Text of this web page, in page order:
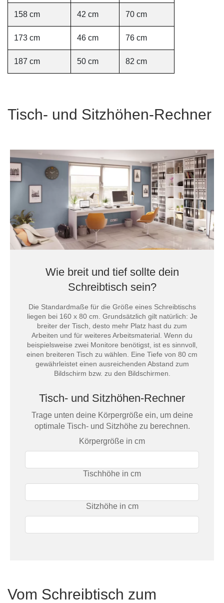
158 cm 42 cm 70 cm
173 cm 46 cm 76 cm
187 cm 50 cm 82 cm
Tisch- und Sitzhöhen-Rechner
Wie breit und tief sollte dein
Schreibtisch sein?
Die Standardmaße für die Größe eines Schreibtischs
liegen bei 160 x 80 cm. Grundsätzlich gilt natürlich: Je
breiter der Tisch, desto mehr Platz hast du zum
Arbeiten und für weiteres Arbeitsmaterial. Wenn du
beispielsweise zwei Monitore benötigst, ist es sinnvoll,
einen breiteren Tisch zu wählen. Eine Tiefe von 80 cm
gewährleistet einen ausreichenden Abstand zum
Bildschirm bzw. zu den Bildschirmen.
Tisch- und Sitzhöhen-Rechner
Trage unten deine Körpergröße ein, um deine
optimale Tisch- und Sitzhöhe zu berechnen.
Körpergröße in cm
Tischhöhe in cm
Sitzhöhe in cm
Vom Schreibtisch zum